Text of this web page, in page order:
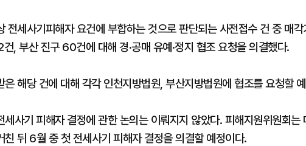
전세사기피해자 요건에 부합하는 것으로 판단되는 사전접수 건 중 매
, 부산 진구 60건에 대해 경·공매 유예·정지 협조 요청을 의결했다.
은 해당 건에 대해 각각 인천지방법원, 부산지방법원에 협조를 요청할
세사기 피해자 결정에 관한 논의는 이뤄지지 않았다. 피해지원위원회는
친 뒤 6월 중 첫 전세사기 피해자 결정을 의결할 예정이다.